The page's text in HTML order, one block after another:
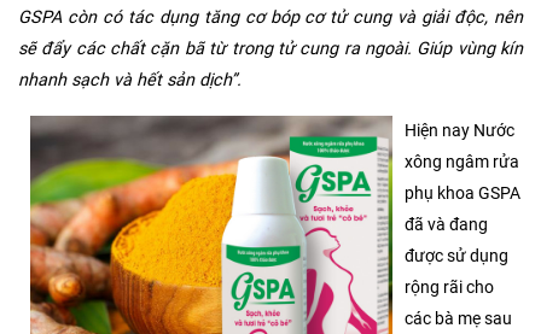
GSPA còn có tác dụng tăng cơ bóp cơ tử cung và giải độc, nên
sẽ đẩy các chất cặn bã từ trong tử cung ra ngoài. Giúp vùng kín
nhanh sạch và hết sản dịch”.
Hiện nay Nước
xông ngâm rửa
phụ khoa GSPA
đã và đang
được sử dụng
rộng rãi cho
các bà mẹ sau